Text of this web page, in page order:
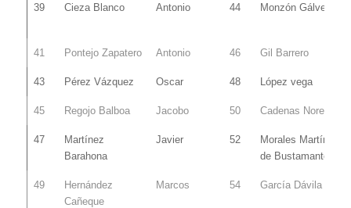
39 Cieza Blanco Antonio 44 Monzón Gálvez
41 Pontejo Zapatero Antonio 46 Gil Barrero
43 Pérez Vázquez Oscar 48 López vega
45 Regojo Balboa Jacobo 50 Cadenas Noreña
47
Martínez
Barahona
Javier 52
Morales Martín
de Bustamante
49
Hernández
Cañeque
Marcos 54 García Dávila